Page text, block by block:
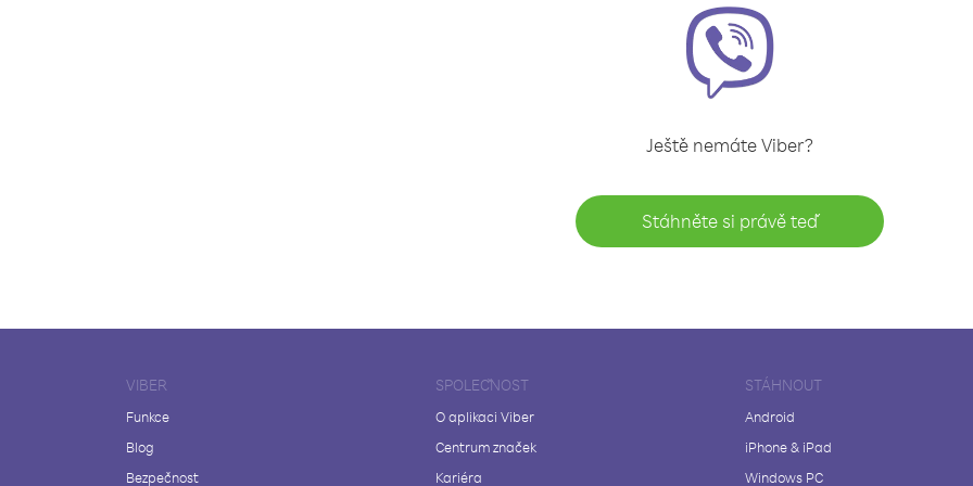
Ještě nemáte Viber?
Stáhněte si právě teď
VIBER
Funkce
Blog
Bezpečnost
SPOLEČNOST
O aplikaci Viber
Centrum značek
Kariéra
STÁHNOUT
Android
iPhone & iPad
Windows PC